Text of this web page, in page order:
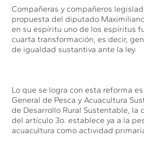
Compañeras y compañeros
propuesta del diputado
en su espíritu uno de los espíritus
cuarta transformación, es decir,
de igualdad sustantiva ante la ley.
Lo que se logra con esta reforma
General de Pesca y Acuacultura
de Desarrollo Rural Sustentable, la
del artículo 3o. establece ya a la
acuacultura como actividad